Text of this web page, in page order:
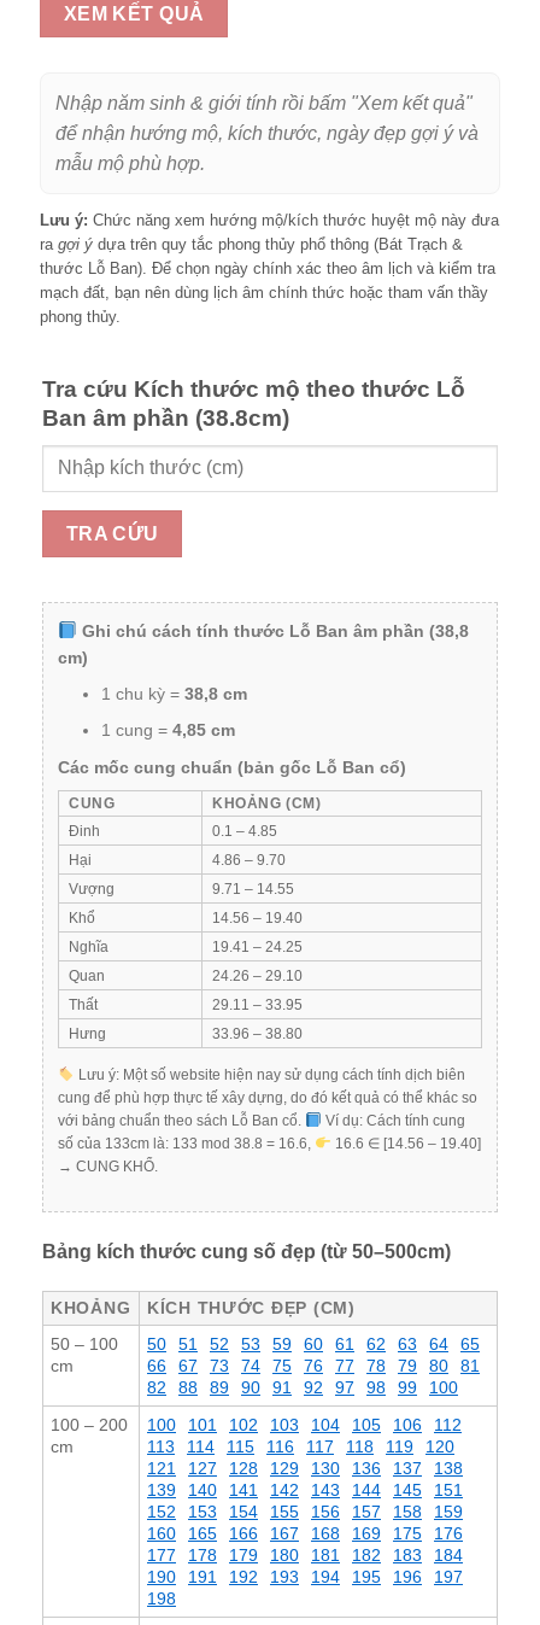
XEM KẾT QUẢ
Nhập năm sinh & giới tính rồi bấm "Xem kết quả"
để nhận hướng mộ, kích thước, ngày đẹp gợi ý và
mẫu mộ phù hợp.
Lưu ý: Chức năng xem hướng mộ/kích thước huyệt mộ này đưa
ra gợi ý dựa trên quy tắc phong thủy phổ thông (Bát Trạch &
thước Lỗ Ban). Để chọn ngày chính xác theo âm lịch và kiểm tra
mạch đất, bạn nên dùng lịch âm chính thức hoặc tham vấn thầy
phong thủy.
Tra cứu Kích thước mộ theo thước Lỗ
Ban âm phần (38.8cm)
TRA CỨU
Ghi chú cách tính thước Lỗ Ban âm phần (38,8
cm)
1 chu kỳ =38,8 cm
1 cung =4,85 cm
Các mốc cung chuẩn (bản gốc Lỗ Ban cổ)
CUNG
KHOẢNG (CM)
Đinh
0.1 – 4.85
Hại
4.86 – 9.70
Vượng
9.71 – 14.55
Khổ
14.56 – 19.40
Nghĩa
19.41 – 24.25
Quan
24.26 – 29.10
Thất
29.11 – 33.95
Hưng
33.96 – 38.80
Lưu ý: Một số website hiện nay sử dụng cách tính dịch biên
cung để phù hợp thực tế xây dựng, do đó kết quả có thể khác so
với bảng chuẩn theo sách Lỗ Ban cổ.
Ví dụ: Cách tính cung
số của 133cm là: 133 mod 38.8 = 16.6,
16.6 ∈ [14.56 – 19.40]
→ CUNG KHỔ.
Bảng kích thước cung số đẹp (từ 50–500cm)
KHOẢNG
KÍCH THƯỚC ĐẸP (CM)
50 – 100
cm
50 51 52 53 59 60 61 62 63 64
65
66
67 73 74 75 76 77 78 79 80
81
82
88 89 90 91 92 97 98 99
100
100 – 200
cm
100 101 102 103 104 105 106
112
113
114 115 116 117 118 119
120
121
127 128 129 130 136 137
138
139
140 141 142 143 144 145
151
152
153 154 155 156 157 158
159
160
165 166 167 168 169 175
176
177
178 179 180 181 182 183
184
190
191 192 193 194 195 196
197
198